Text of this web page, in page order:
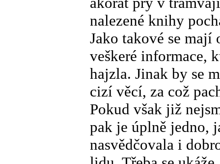
nalezené knihy
Jako takové se
veškeré informace,
hajzla. Jinak by se
cizí věcí, za což
Pokud však již
pak je úplně jedno,
nasvědčovala i